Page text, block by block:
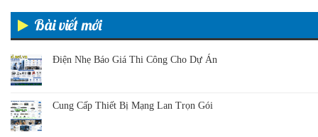
Bài viết mới
Điện Nhẹ Báo Giá Thi Công Cho Dự Án
Cung Cấp Thiết Bị Mạng Lan Trọn Gói